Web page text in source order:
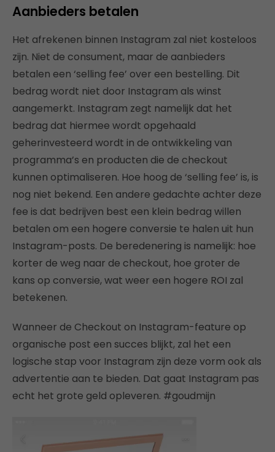
Aanbieders betalen
Het afrekenen binnen Instagram zal niet kosteloos
zijn. Niet de consument, maar de aanbieders
betalen een ‘selling fee’ over een bestelling. Dit
bedrag wordt niet door Instagram als winst
aangemerkt. Instagram zegt namelijk dat het
bedrag dat hiermee wordt opgehaald
geherinvesteerd wordt in de ontwikkeling van
programma’s en producten die de checkout
kunnen optimaliseren. Hoe hoog de ‘selling fee’ is, is
nog niet bekend. Een andere gedachte achter deze
fee is dat bedrijven best een klein bedrag willen
betalen om een hogere conversie te halen uit hun
Instagram-posts. De beredenering is namelijk: hoe
korter de weg naar de checkout, hoe groter de
kans op conversie, wat weer een hogere ROI zal
betekenen.
Wanneer de Checkout on Instagram-feature op
organische post een succes blijkt, zal het een
logische stap voor Instagram zijn deze vorm ook als
advertentie aan te bieden. Dat gaat Instagram pas
echt het grote geld opleveren. #goudmijn